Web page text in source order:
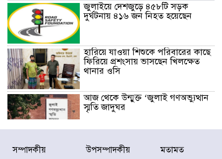
জুলাইয়ে দেশজুড়ে ৪৫৮টি সড়ক
দুর্ঘটনায় ৪১৬ জন নিহত হয়েছেন
হারিয়ে যাওয়া শিশুকে পরিবারের কাছে
ফিরিয়ে প্রশংসায় ভাসছেন খিলক্ষেত
থানার ওসি
আজ থেকে উন্মুক্ত ‘জুলাই গণঅভ্যুত্থান
স্মৃতি জাদুঘর
রাজধানীর উত্তরা আঞ্চলিক পাসপোর্ট
অফিসের সামনে দালাল চক্রের ১৩ জন
সম্পাদকীয় উপসম্পাদকীয় মতামত